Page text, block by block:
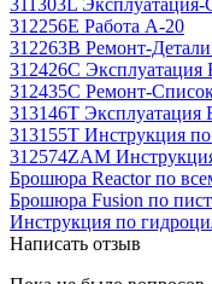
312256E Работа А-20
312263B Ремонт-
312426C Эксплуатация
312435C Ремонт-
313146T Эксплуатация
313155T Инструкция
312574ZAM
Брошюра Reactor по
Брошюра Fusion по
Инструкция по
Написать отзыв